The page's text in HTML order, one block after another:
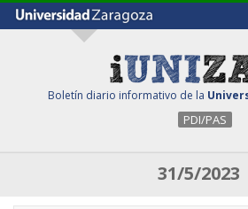
Boletín diario informativo de la
PDI/PAS
31/5/2023